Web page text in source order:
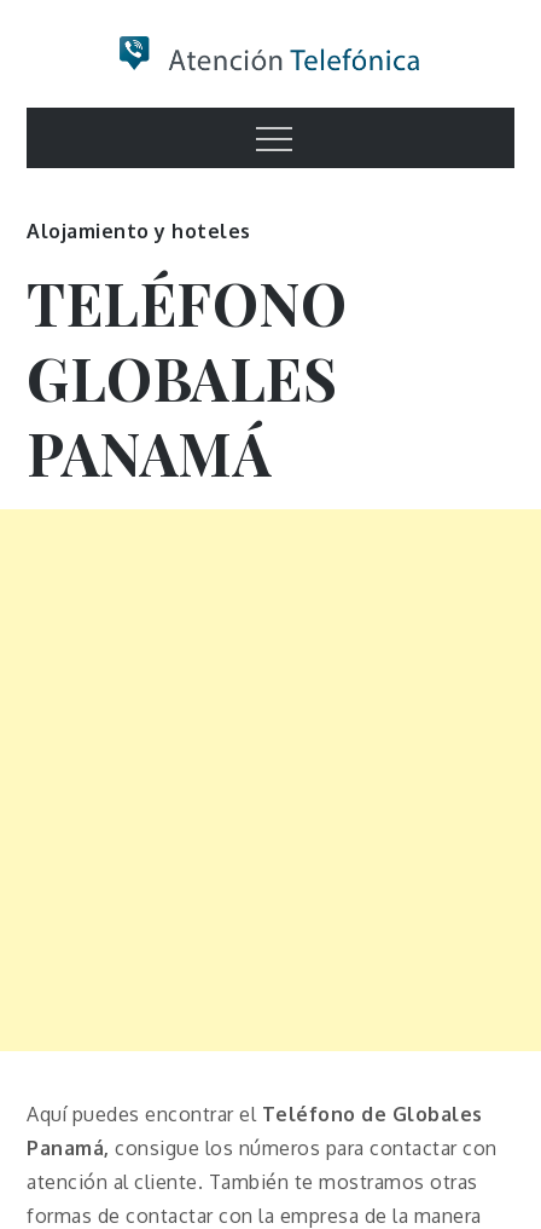
Numero de
Información
Menu
Alojamiento y hoteles
TELÉFONO
GLOBALES
PANAMÁ
Aquí puedes encontrar el Teléfono de Globales
Panamá,consigue los números para contactar con
atención al cliente. También te mostramos otras
formas de contactar con la empresa de la manera